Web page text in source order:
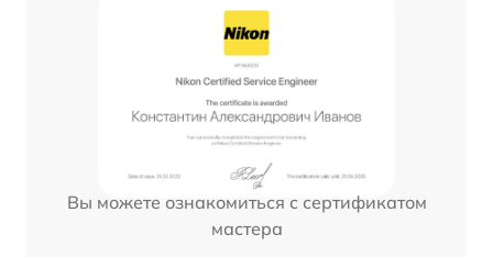
Вы можете ознакомиться с сертификатом
мастера